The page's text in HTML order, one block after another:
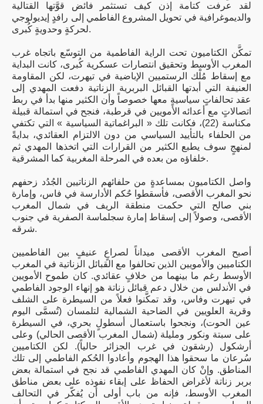
لقد عرفت كتامة إذن كيف تستثمر فائض قوَّتها القتالية
والديموغرافية في تحويل المشروع الفاطمي إلى رافدٍ إيديولوجي
لحركةٍ وحدويةٍ كُبرى.
تمكَّن الكتاميون تحت الراية الفاطمية من التوسّع باتجاه غرب
المغرب الأوسط وتحقيق انتصارات عسكرية كُبرى، كانت البداية
مع إسقاط مُلْك الرستميين الإباضية في تيهرت، لكن المقاومة
العنيفة التي أبدتها القبائل البربرية الزناتية دفعت المهدي إلى
عقد تحالفاتٍ سياسيةٍ معها خصوصاً وأن الكثير منها بدأ في ربط
اتصالاتٍ مع أعدائه الأمويين في قرطبة، فنجح في استمالة قبيلة
مكناسة (22)، فكانت تلك « البراغماتية السياسية » التي تكتفي
من الحلفاء بالتأييد السياسي من دون الالتزام العقائدي، بدايةً
لمنهجٍ سوف يطبع الكثير من القرارات التي اتخذها المهدي ثم
خلفاؤه من بعده في المرحلة المغربية كما المشرقية.
واصل الكتاميون بمساعدةٍ من حلفائهم الزناتيين الجُدُد زحفهم
نحو المغرب الأقصى، فأسقطوا حٌكم الأدارسة في فاس، وإمارة
بني صالح التي حكمت منطقة الريف في شمال المغرب
الأقصى، وصولاً إلى إسقاط إمارة سجلماسة الصفرية في جنوب
شرقه.
أصبح المغرب الأقصى ميداناً لصراعٍ عنيفٍ بين الفاطميين
الكتاميين والأمويين الذين تحالفوا مع القبائل الزناتية في المغرب
الأوسط رغم ما بينهما من خلافٍ عقائدي. كان طموح الأمويين
في الأندلس من خلال دعم قبائل زناتة هو إنهاء الوجود الفاطمي
في تيهرت وفاس، وقد تمكَّنوا فعلاً من السيطرة على الشلف
وقرية العلويين في الضاحية الشمالية لتلمسان (تُسمَّى اليوم
عين الحوت)، ونجحوا باستعمال أسطولٍ بحري، في السيطرة
على سبتة ونكور ومليلة (شمال المغرب الأقصى الحالي) وعلى
أرشكول (رشقون في غرب الجزائر حالياً). لكن الكتاميين
سُرعان ما سحقوا هذا الهجوم وأعادوا الحُكم الفاطمي إلى تلك
المناطق. وإنْ كان المهدي الفاطمي قد نجح في استمالة بعض
بربر زناتة لأغراض الحفاظ على إبقاء نفوذه على بعض مناطق
المغرب الأوسط، فإنه من باب أولى أن يُفكّر في التحالف